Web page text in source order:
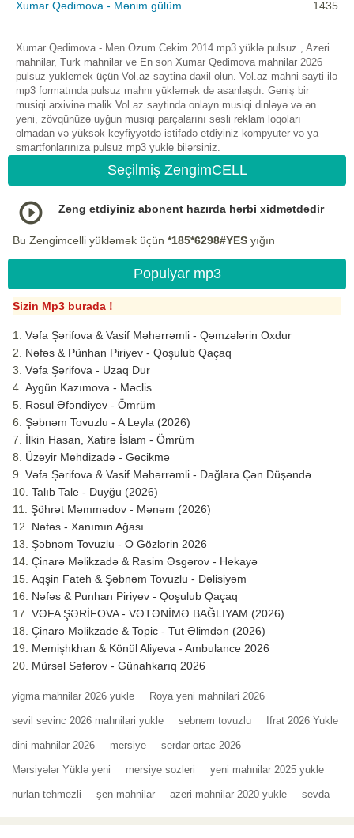
Xumar Qədimova - Mənim gülüm
1435
Xumar Qedimova - Men Ozum Cekim 2014 mp3 yüklə pulsuz , Azeri
mahnilar, Turk mahnilar ve En son Xumar Qedimova mahnilar 2026
pulsuz yuklemek üçün Vol.az saytina daxil olun. Vol.az mahni sayti ilə
mp3 formatında pulsuz mahnı yükləmək də asanlaşdı. Geniş bir
musiqi arxivinə malik Vol.az saytinda onlayn musiqi dinləyə və ən
yeni, zövqünüzə uyğun musiqi parçalarını səsli reklam loqoları
olmadan və yüksək keyfiyyətdə istifadə etdiyiniz kompyuter və ya
smartfonlarınıza pulsuz mp3 yukle bilərsiniz.
Seçilmiş ZengimCELL
Zəng etdiyiniz abonent hazırda hərbi xidmətdədir
Bu Zengimcelli yükləmək üçün *185*6298#YES yığın
Populyar mp3
Sizin Mp3 burada !
Vəfa Şərifova & Vasif Məhərrəmli - Qəmzələrin Oxdur
Nəfəs & Pünhan Piriyev - Qoşulub Qaçaq
Vəfa Şərifova - Uzaq Dur
Aygün Kazımova - Məclis
Rəsul Əfəndiyev - Ömrüm
Şəbnəm Tovuzlu - A Leyla (2026)
İlkin Hasan, Xatirə İslam - Ömrüm
Üzeyir Mehdizadə - Gecikmə
Vəfa Şərifova & Vasif Məhərrəmli - Dağlara Çən Düşəndə
Talıb Tale - Duyğu (2026)
Şöhrət Məmmədov - Mənəm (2026)
Nəfəs - Xanımın Ağası
Şəbnəm Tovuzlu - O Gözlərin 2026
Çinarə Məlikzadə & Rasim Əsgərov - Hekayə
Aqşin Fateh & Şəbnəm Tovuzlu - Dəlisiyəm
Nəfəs & Punhan Piriyev - Qoşulub Qaçaq
VƏFA ŞƏRİFOVA - VƏTƏNİMƏ BAĞLIYAM (2026)
Çinarə Məlikzade & Topic - Tut Əlimdən (2026)
Memişhkhan & Könül Aliyeva - Ambulance 2026
Mürsəl Səfərov - Günahkarıq 2026
yigma mahnilar 2026 yukle Roya yeni mahnilari 2026
sevil sevinc 2026 mahnilari yukle sebnem tovuzlu Ifrat 2026 Yukle
dini mahnilar 2026 mersiye serdar ortac 2026
Mərsiyələr Yüklə yeni mersiye sozleri yeni mahnilar 2025 yukle
nurlan tehmezli şen mahnilar azeri mahnilar 2020 yukle sevda